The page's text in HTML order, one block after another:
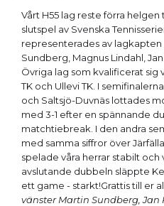
Vårt H55 lag reste förra
slutspel av Svenska
representerades av lagkapten
Sundberg, Magnus Lindahl,
Övriga lag som kvalificerat sig
TK och Ullevi TK. I
och Saltsjö-Duvnäs lottades
med 3-1 efter en spännande
matchtiebreak. I den andra
med samma siffror över
spelade våra herrar stabilt och
avslutande dubbeln släppte
ett game - starkt!Grattis till er
vänster Martin Sundberg, Jan